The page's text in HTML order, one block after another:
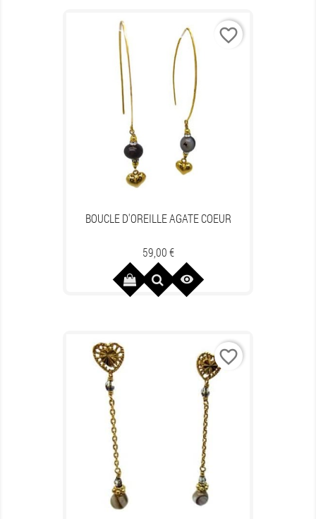
favorite_border
BOUCLE D'OREILLE AGATE COEUR
Prix
59,00 €

favorite_border